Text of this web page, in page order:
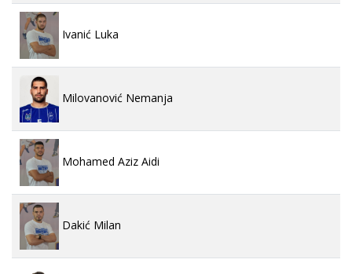
Ivanić Luka
Milovanović Nemanja
Mohamed Aziz Aidi
Dakić Milan